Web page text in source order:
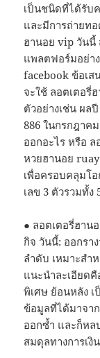
เป็นชนิดที่ได้รับ
และมีการถ่ายท
ฮานอย vip วันนี้
แพลตฟอร์มอย่า
facebook ข้อเ
จะใช้ ลอตเตอรี่
ตัวอย่างเช่น ผล
886 ในกรกฎา
ออกอะไร หรือ
หวยฮานอย
เพื่อครอบคลุมโ
เลข 3 ตัวรวมทั้ง
● ลอตเตอรี่ฮาน
กิจ วันนี้: ออกรา
ลำดับ เหมาะสำ
แนะนำละเอียด
พิเศษ ย้อนหลัง เ
ข้อมูลที่ได้มาจา
ออกซ้ำ และก็หล
สมดุลทางการเงิน